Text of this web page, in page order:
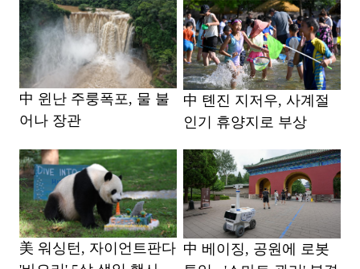
中 윈난 주룽폭포, 물 불
어나 장관
中 톈진 지저우, 사계절
인기 휴양지로 부상
美 워싱턴, 자이언트판다 中 베이징, 공원에 로봇